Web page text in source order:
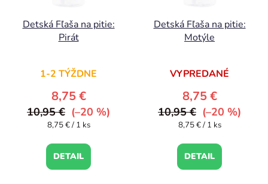
Detská Fľaša na pitie:
Pirát
1-2 TÝŽDNE
8,75 €
10,95 € (–20 %)
Jednotková
8,75 € / 1 ks
DETAIL
Detská Fľaša na pitie:
Motýle
VYPREDANÉ
8,75 €
10,95 € (–20 %)
Jednotková
8,75 € / 1 ks
DETAIL